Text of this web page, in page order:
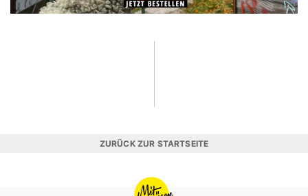
ZURÜCK ZUR STARTSEITE
MIT